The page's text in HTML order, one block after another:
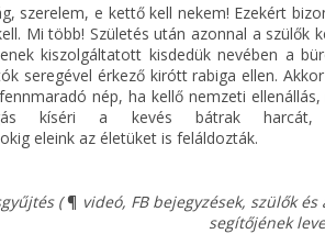
szerelem, e kettő kell nekem! Ezekért
Mi több! Születés után azonnal a szülők
kiszolgáltatott kisdedük nevében a
seregével érkező kirótt rabiga ellen.
nép, ha kellő nemzeti ellenállás,
kíséri a kevés bátrak harcát,
eleink az életüket is feláldozták.
(¶ videó, FB bejegyzések, szülők és
segítőjének